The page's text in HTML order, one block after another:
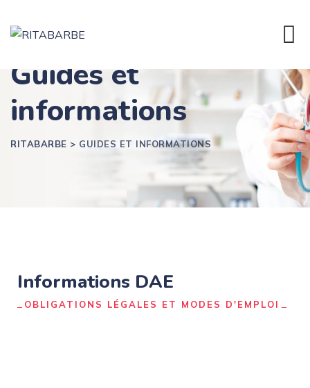
Guides et
informations
RITABARBE > GUIDES ET INFORMATIONS
Informations DAE
OBLIGATIONS LÉGALES ET MODES D'EMPLOI